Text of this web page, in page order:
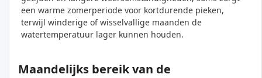
een warme zomerperiode voor kortdurende pieken,
terwijl winderige of wisselvallige maanden de
watertemperatuur lager kunnen houden.
Maandelijks bereik van de